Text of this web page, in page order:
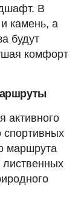
В
камень, а
будут
комфорт
активного
маршрута